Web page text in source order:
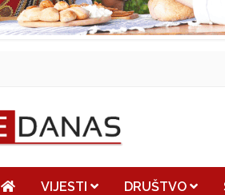
VIJESTI DRUŠTVO